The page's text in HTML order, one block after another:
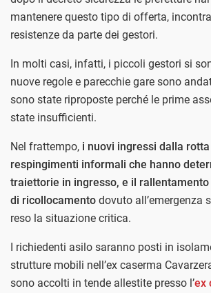
mantenere questo tipo di offerta,
resistenze da parte dei gestori.
In molti casi, infatti, i piccoli gestori si
nuove regole e parecchie gare sono
sono state riproposte perché le prime
state insufficienti.
Nel frattempo, i nuovi ingressi dalla
respingimenti informali che hanno
traiettorie in ingresso, e il
di ricollocamento dovuto all’emergenza
reso la situazione critica.
I richiedenti asilo saranno posti in
strutture mobili nell’ex caserma
sono accolti in tende allestite presso l’ex